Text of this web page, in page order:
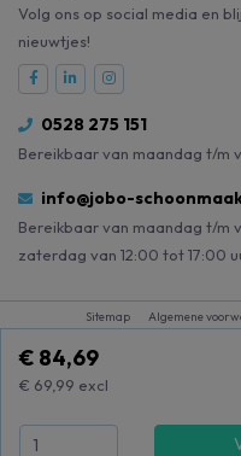
€ 84,69
€ 69,99 excl
Volg ons op social media en
nieuwtjes!
0528 275 151
Bereikbaar van maandag t/m
info@jobo-
Bereikbaar van maandag t/m
zaterdag van 12:00 tot 17:00
Sitemap Algemene